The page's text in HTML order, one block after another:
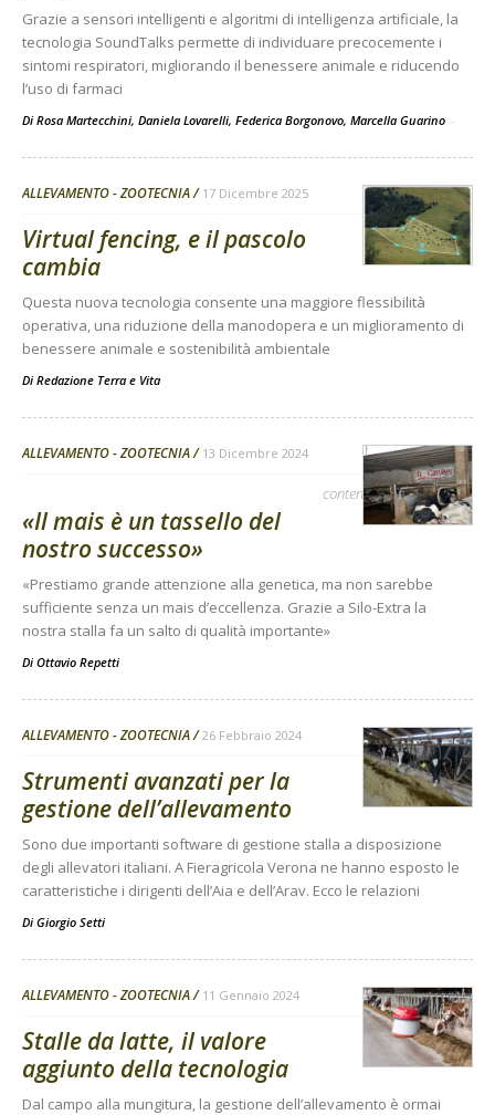
Grazie a sensori intelligenti e algoritmi di intelligenza artificiale, la
tecnologia SoundTalks permette di individuare precocemente i
sintomi respiratori, migliorando il benessere animale e riducendo
l’uso di farmaci
Di Rosa Martecchini, Daniela Lovarelli, Federica Borgonovo, Marcella Guarino -
ALLEVAMENTO - ZOOTECNIA 17 Dicembre 2025
Virtual fencing, e il pascolo
cambia
Questa nuova tecnologia consente una maggiore flessibilità
operativa, una riduzione della manodopera e un miglioramento di
benessere animale e sostenibilità ambientale
Di Redazione Terra e Vita
ALLEVAMENTO - ZOOTECNIA 13 Dicembre 2024
contenuto sponsorizzato
«Il mais è un tassello del
nostro successo»
«Prestiamo grande attenzione alla genetica, ma non sarebbe
sufficiente senza un mais d’eccellenza. Grazie a Silo-Extra la
nostra stalla fa un salto di qualità importante»
Di Ottavio Repetti
ALLEVAMENTO - ZOOTECNIA 26 Febbraio 2024
Strumenti avanzati per la
gestione dell’allevamento
Sono due importanti software di gestione stalla a disposizione
degli allevatori italiani. A Fieragricola Verona ne hanno esposto le
caratteristiche i dirigenti dell’Aia e dell’Arav. Ecco le relazioni
Di Giorgio Setti
ALLEVAMENTO - ZOOTECNIA 11 Gennaio 2024
Stalle da latte, il valore
aggiunto della tecnologia
Dal campo alla mungitura, la gestione dell’allevamento è ormai